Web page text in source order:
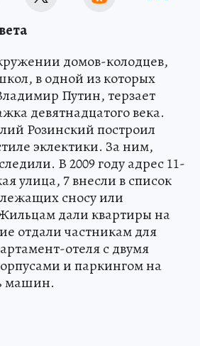
домов-колодцев,
в одной из которых
Путин, терзает
девятнадцатого века.
Розинский построил
эклектики. За ним,
В 2009 году адрес 11-
улица, 7 внесли в список
сносу или
дали квартиры на
отдали частникам для
отеля с двумя
и паркингом на
машин.